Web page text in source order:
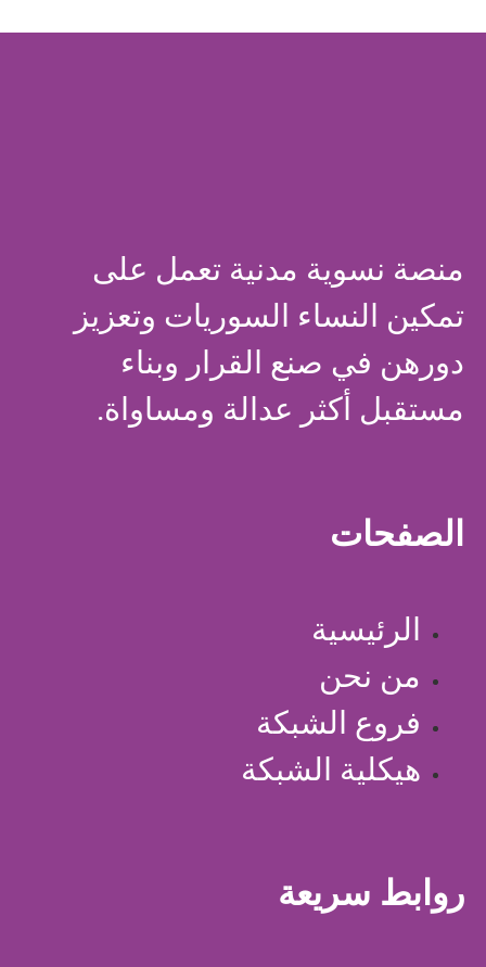
منصة نسوية مدنية تعمل على
تمكين النساء السوريات وتعزيز
دورهن في صنع القرار وبناء
مستقبل أكثر عدالة ومساواة.
الصفحات
الرئيسية
من نحن
فروع الشبكة
هيكلية الشبكة
روابط سريعة